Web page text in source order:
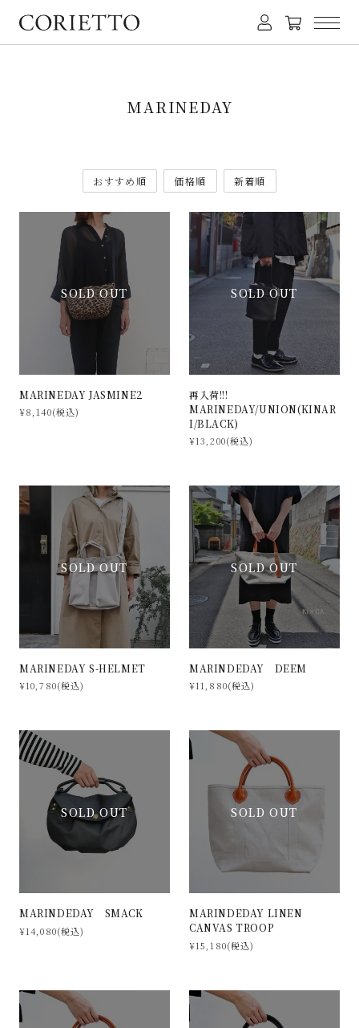
MARINEDAY
おすすめ順 価格順 新着順
SOLD OUT
MARINEDAY JASMINE2
¥8,140(税込)
SOLD OUT
再入荷!!!
MARINEDAY/UNION(KINAR
I/BLACK)
¥13,200(税込)
SOLD OUT
MARINEDAY S-HELMET
¥10,780(税込)
SOLD OUT
MARINDEDAY DEEM
¥11,880(税込)
SOLD OUT
MARINDEDAY SMACK
¥14,080(税込)
SOLD OUT
MARINDEDAY LINEN
CANVAS TROOP
¥15,180(税込)